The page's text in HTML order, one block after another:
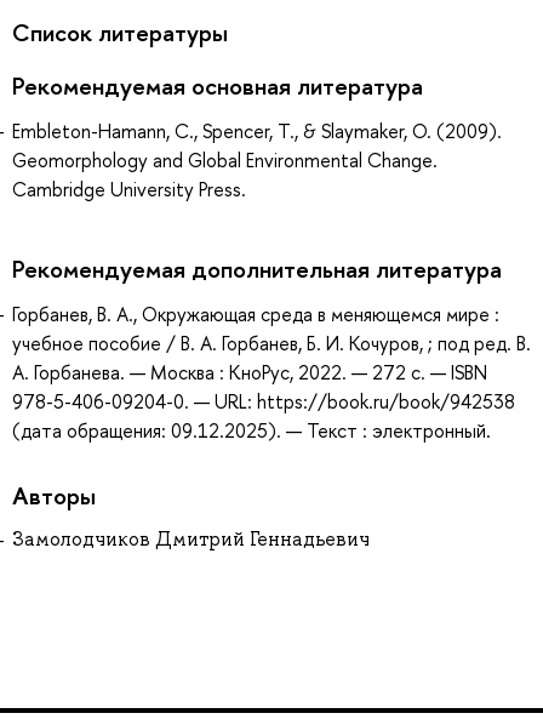
Список литературы
Рекомендуемая основная литература
Embleton-Hamann, C., Spencer, T., & Slaymaker, O. (2009).
Geomorphology and Global Environmental Change.
Cambridge University Press.
Рекомендуемая дополнительная литература
Горбанев, В. А., Окружающая среда в меняющемся мире :
учебное пособие / В. А. Горбанев, Б. И. Кочуров, ; под ред. В.
А. Горбанева. — Москва : КноРус, 2022. — 272 с. — ISBN
978-5-406-09204-0. — URL: https://book.ru/book/942538
(дата обращения: 09.12.2025). — Текст : электронный.
Авторы
Замолодчиков Дмитрий Геннадьевич